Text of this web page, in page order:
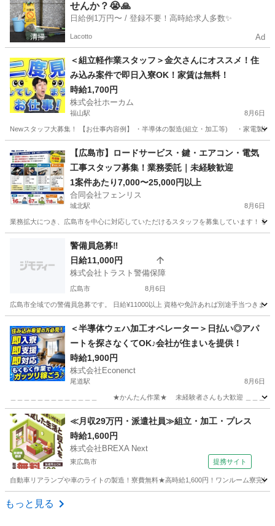
せんか？😭🙏
日給例1万円〜 / 登録不要！高時給求人多数✨
Lacotto Ad
＜組立軽作業スタッフ＞金欠さんにオススメ！住
み込み案件で即日入寮OK！家賃は無料！
時給1,700円
株式会社ホーカム
福山駅 8月6日
Newスタッフ大募集！ 【お仕事内容例】 ・半導体の製造(組立・加工等) ・家電製
福山駅 スタッフ
【広島市】ロードサービス・鍵・エアコン・電気
工事スタッフ募集！業務委託｜未経験歓迎
1案件あたり7,000〜25,000円以上
合同会社フェンリス
城北駅 8月6日
業務拡大につき、広島市を中心に対応していただけるスタッフを募集しています！
城北駅
警備員急募‼️
日給11,000円
株式会社トラスト警備保障
広島市 8月6日
広島市全域での警備員急募です。 日給¥11000以上 資格や免許あれば別途手当つきま
警備員
＜半導体ウェハ加工オペレーター＞日払い◎アパ
ートを探さなくてOK♪会社が住まいを提供！
時給1,900円
株式会社Econenct
尾道駅 8月6日
＿＿＿＿＿＿＿＿＿＿＿＿＿ ★かんたん作業★ 未経験者さんも大歓迎 ＿＿＿＿
広島 尾道市 尾道駅 工場 給料日
≪月収29万円・派遣社員≫組立・加工・プレス
時給1,600円
株式会社BREXA Next
東広島市 提携サイト
自動車リアランプや車のライトの製造！寮費無料★高時給1,600円！ワンルーム寮完
広島 東広島市
もっと見る